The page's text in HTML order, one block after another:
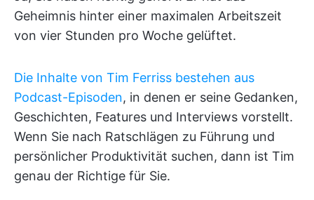
Geheimnis hinter einer maximalen Arbeitszeit
von vier Stunden pro Woche gelüftet.
Die Inhalte von Tim Ferriss bestehen aus
Podcast-Episoden, in denen er seine Gedanken,
Geschichten, Features und Interviews vorstellt.
Wenn Sie nach Ratschlägen zu Führung und
persönlicher Produktivität suchen, dann ist Tim
genau der Richtige für Sie.